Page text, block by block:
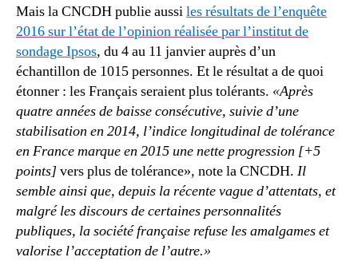
Mais la CNCDH publie aussiles résultats de l’enquête
2016 sur l’état de l’opinion réalisée par l’institut de
sondage Ipsos, du 4 au 11 janvier auprès d’un
échantillon de 1015 personnes. Et le résultat a de quoi
étonner : les Français seraient plus tolérants. «Après
quatre années de baisse consécutive, suivie d’une
stabilisation en 2014, l’indice longitudinal de tolérance
en France marque en 2015 une nette progression [+5
points]vers plus de tolérance», note la CNCDH. Il
semble ainsi que, depuis la récente vague d’attentats, et
malgré les discours de certaines personnalités
publiques, la société française refuse les amalgames et
valorise l’acceptation de l’autre.»